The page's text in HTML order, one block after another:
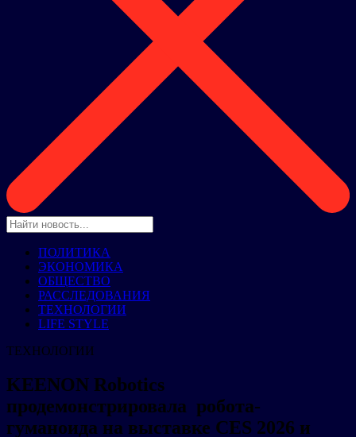
ПОЛИТИКА
ЭКОНОМИКА
ОБЩЕСТВО
РАССЛЕДОВАНИЯ
ТЕХНОЛОГИИ
LIFE STYLE
ТЕХНОЛОГИИ
KEENON Robotics
продемонстрировала робота-
гуманоида на выставке CES 2026 и